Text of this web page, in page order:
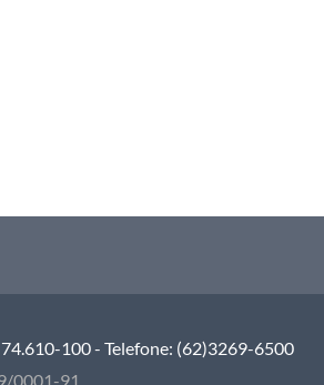
100 - Telefone: (62)3269-6500
0001-91